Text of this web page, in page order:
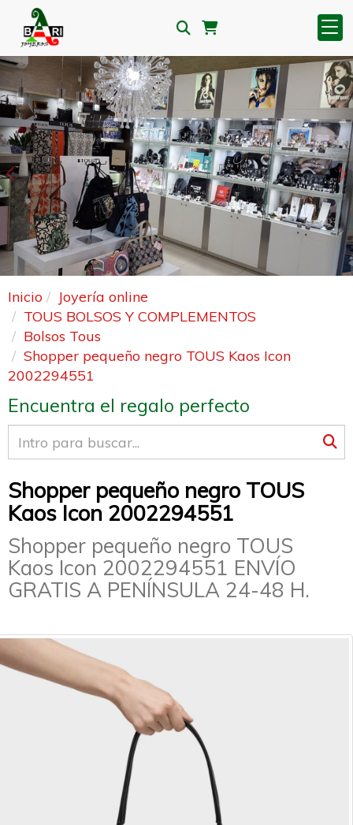
Anterior
Inicio
Joyería online
TOUS BOLSOS Y COMPLEMENTOS
Bolsos Tous
Shopper pequeño negro TOUS Kaos Icon
2002294551
Encuentra el regalo perfecto
Shopper pequeño negro TOUS
Kaos Icon 2002294551
Shopper pequeño negro TOUS
Kaos Icon 2002294551 ENVÍO
GRATIS A PENÍNSULA 24-48 H.